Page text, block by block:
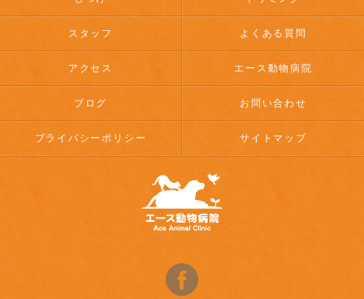
スタッフ よくある質問
アクセス エース動物病院
ブログ お問い合わせ
プライバシーポリシー サイトマップ